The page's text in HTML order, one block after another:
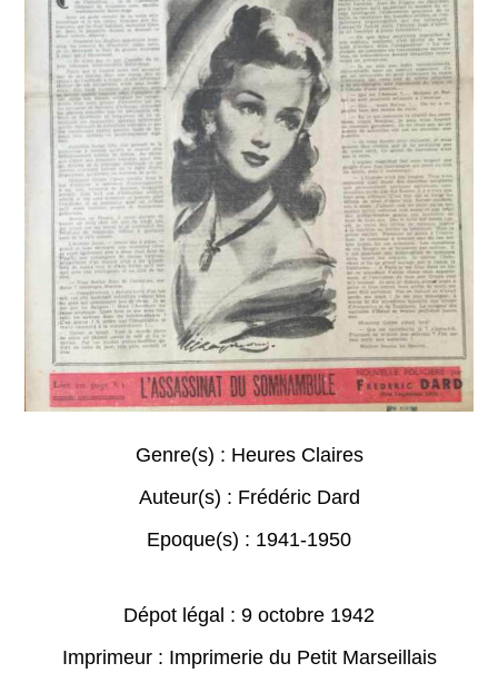
Genre(s) : Heures Claires
Auteur(s) : Frédéric Dard
Epoque(s) : 1941-1950
Dépot légal : 9 octobre 1942
Imprimeur : Imprimerie du Petit Marseillais